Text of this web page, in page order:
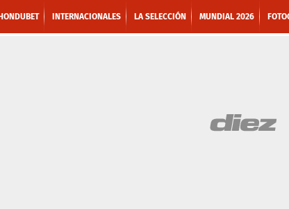
INTERNACIONALES LA SELECCIÓN MUNDIAL 2026